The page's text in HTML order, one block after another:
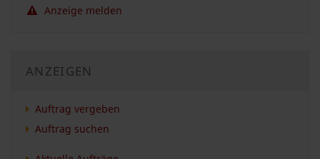
Anzeige melden
ANZEIGEN
Auftrag vergeben
Auftrag suchen